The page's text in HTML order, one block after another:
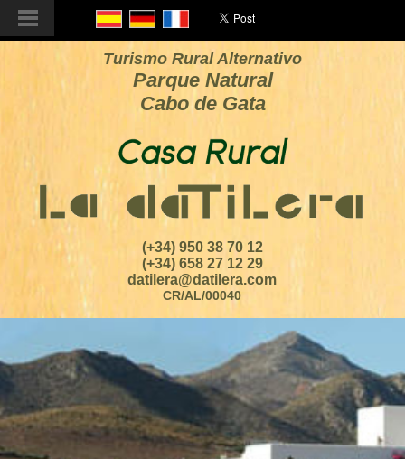
Turismo Rural Alternativo
Parque Natural
Cabo de Gata
(+34) 950 38 70 12
(+34) 658 27 12 29
datilera@datilera.com
CR/AL/00040